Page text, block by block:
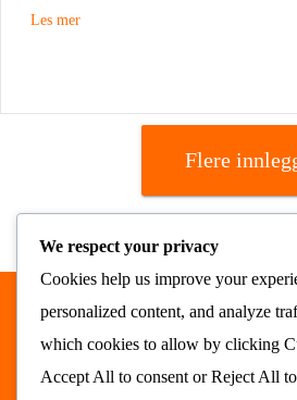
Les mer
Flere
Nyhetsrommet AS ©
nyhetsrommet.no
alt samlet på ett sted
We respect your privacy
Cookies help us improve your
personalized content, and analyze
which cookies to allow by clicking
Accept All to consent orReject All